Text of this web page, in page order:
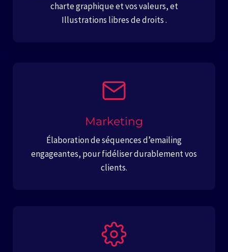
charte graphique et vos valeurs, et
Illustrations libres de droits .
Marketing
Élaboration de séquences d’emailing
engageantes, pour fidéliser durablement vos
clients.